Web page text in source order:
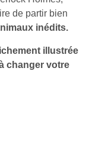
de partir bien
inédits.
illustrée
changer votre